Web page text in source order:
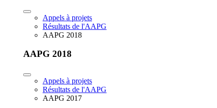
Appels à projets
Résultats de l'AAPG
AAPG 2018
AAPG 2018
Appels à projets
Résultats de l'AAPG
AAPG 2017